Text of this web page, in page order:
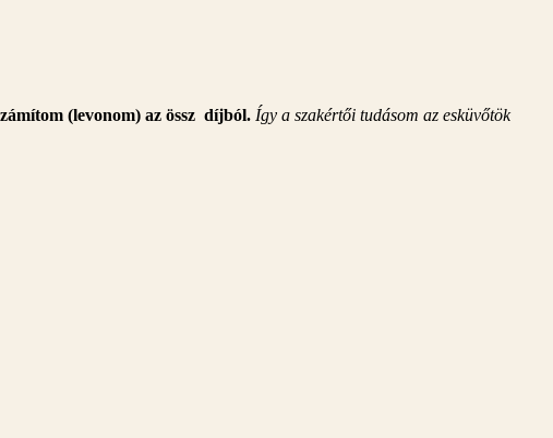
(levonom) az össz díjból. Így a szakértői tudásom az esküvőtök